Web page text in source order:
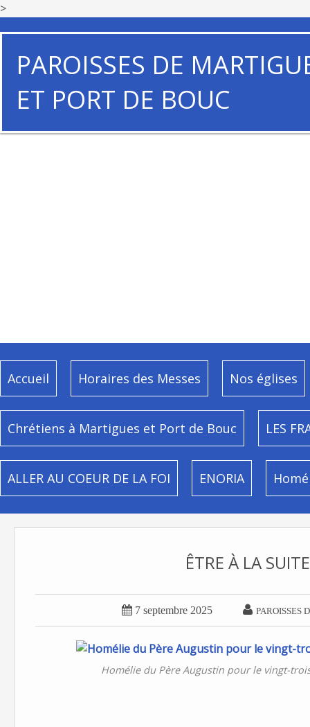
>
PAROISSES DE
ET PORT DE BOUC
Accueil Horaires des Messes Nos églises
Chrétiens à Martigues et Port de Bouc LES
ALLER AU COEUR DE LA FOI ENORIA
ÊTRE À LA
 7 septembre 2025  PAROISSES
Homélie du Père Augustin pour le vingt-